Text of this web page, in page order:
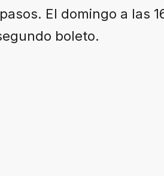
El domingo a las
boleto.